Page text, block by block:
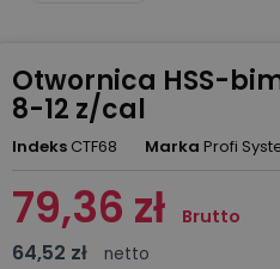
Otwornica HSS-
8-12 z/cal
Indeks CTF68 Marka Profi
79,36 zł Brutto
64,52 zł
netto